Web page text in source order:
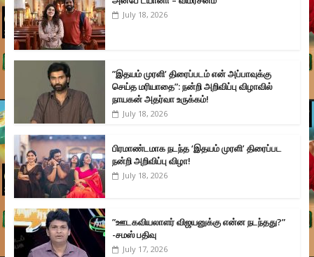
July 18, 2026
”இதயம் முரளி’ திரைப்படம் என் அப்பாவுக்கு
செய்த மரியாதை”: நன்றி அறிவிப்பு விழாவில்
நாயகன் அதர்வா உருக்கம்!
July 18, 2026
பிரமாண்டமாக நடந்த ‘இதயம் முரளி’ திரைப்பட
நன்றி அறிவிப்பு விழா!
July 18, 2026
”ஊடகவியலாளர் விஜயனுக்கு என்ன நடந்தது?”
-சமஸ் பதிவு
July 17, 2026